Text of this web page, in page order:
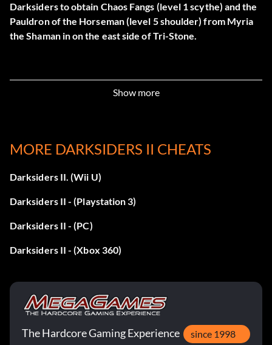
Darksiders to obtain Chaos Fangs (level 1 scythe) and the
Pauldron of the Horseman (level 5 shoulder) from Myria
the Shaman in on the east side of Tri-Stone.
Show more
MORE DARKSIDERS II CHEATS
Darksiders II. (Wii U)
Darksiders II - (Playstation 3)
Darksiders II - (PC)
Darksiders II - (Xbox 360)
The Hardcore Gaming Experience since 1998